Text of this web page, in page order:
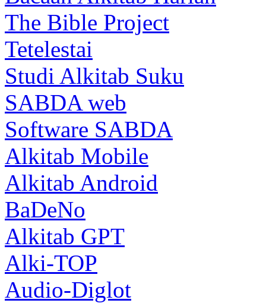
The Bible Project
Tetelestai
Studi Alkitab Suku
SABDA web
Software SABDA
Alkitab Mobile
Alkitab Android
BaDeNo
Alkitab GPT
Alki-TOP
Audio-Diglot